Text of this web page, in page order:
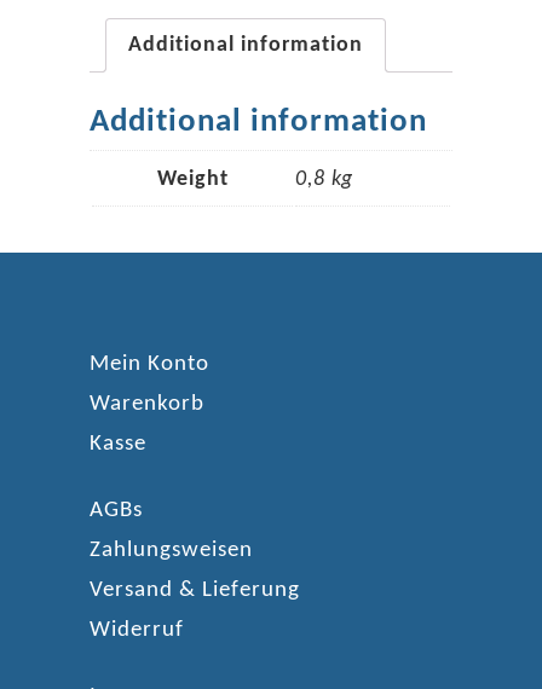
quantity
Additional information
Additional information
Weight 0,8 kg
Mein Konto
Warenkorb
Kasse
AGBs
Zahlungsweisen
Versand & Lieferung
Widerruf